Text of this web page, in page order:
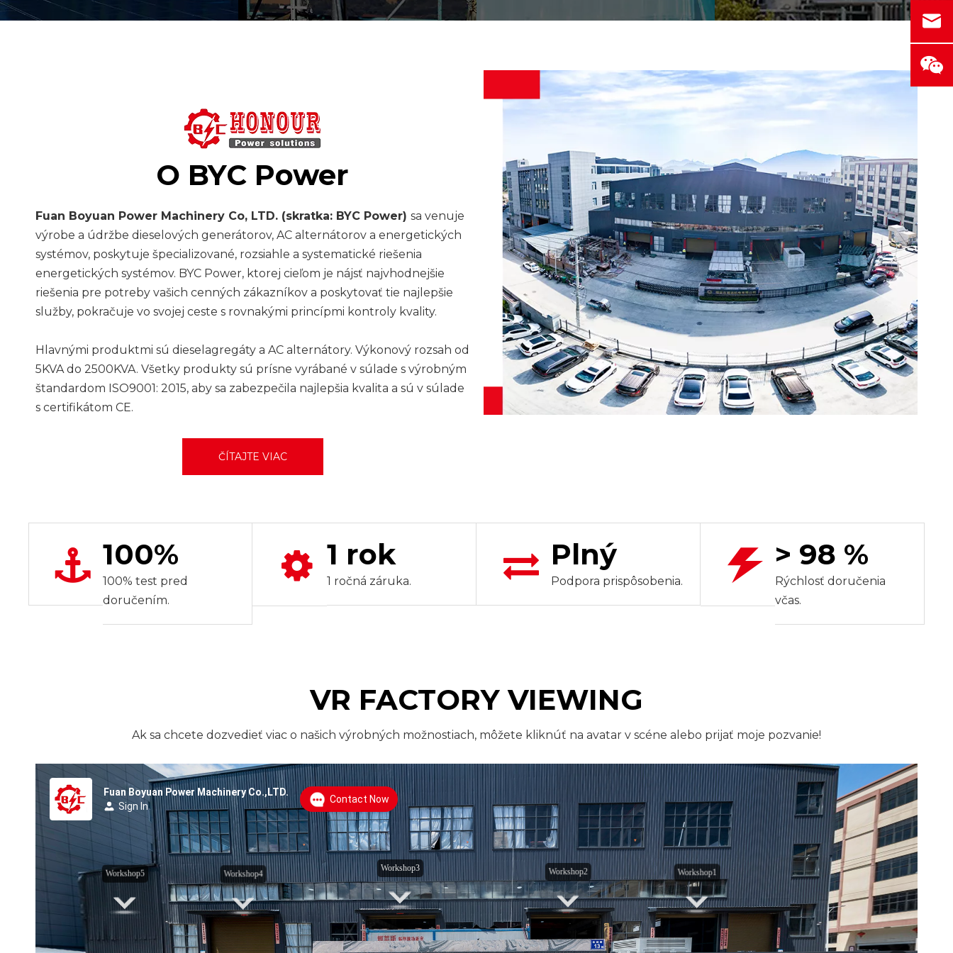
vynikajúci materiál
používajú na zníženie
vibrácií a ďalšie zlepšenie
zvukotesného efektu, aby
O BYC Power
Fuan Boyuan Power Machinery Co, LTD. (skratka: BYC Power) sa venuje
výrobe a údržbe dieselových generátorov, AC alternátorov a energetických
systémov, poskytuje špecializované, rozsiahle a systematické riešenia
energetických systémov. BYC Power, ktorej cieľom je nájsť najvhodnejšie
riešenia pre potreby vašich cenných zákazníkov a poskytovať tie najlepšie
služby, pokračuje vo svojej ceste s rovnakými princípmi kontroly kvality.
Hlavnými produktmi sú dieselagregáty a AC alternátory. Výkonový rozsah od
5KVA do 2500KVA. Všetky produkty sú prísne vyrábané v súlade s výrobným
štandardom ISO9001: 2015, aby sa zabezpečila najlepšia kvalita a sú v súlade
s certifikátom CE.
ČÍTAJTE VIAC
100%
100% test pred
doručením.
1 rok
1 ročná záruka.
Plný
Podpora prispôsobenia.
> 98 %
Rýchlosť doručenia
včas.
VR FACTORY VIEWING
Ak sa chcete dozvedieť viac o našich výrobných možnostiach, môžete kliknúť na avatar v scéne alebo prijať moje pozvanie!